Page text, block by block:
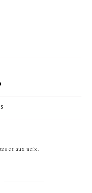
et aux noix.